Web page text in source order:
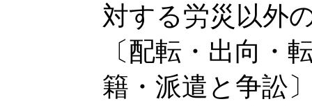
対する労災以外
〔配転・出向・
籍・派遣と争訟